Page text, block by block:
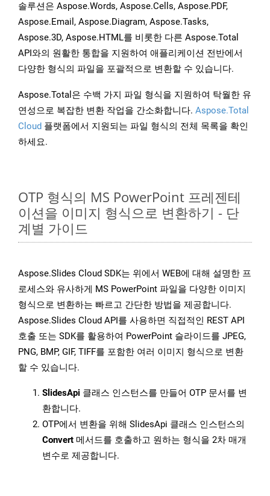
솔루션은 Aspose.Words, Aspose.Cells, Aspose.PDF,
Aspose.Email, Aspose.Diagram, Aspose.Tasks,
Aspose.3D, Aspose.HTML를 비롯한 다른 Aspose.Total
API와의 원활한 통합을 지원하여 애플리케이션 전반에서
다양한 형식의 파일을 포괄적으로 변환할 수 있습니다.
Aspose.Total은 수백 가지 파일 형식을 지원하여 탁월한 유
연성으로 복잡한 변환 작업을 간소화합니다. Aspose.Total
Cloud 플랫폼에서 지원되는 파일 형식의 전체 목록을 확인
하세요.
OTP 형식의 MS PowerPoint 프레젠테
이션을 이미지 형식으로 변환하기 - 단
계별 가이드
Aspose.Slides Cloud SDK는 위에서 WEB에 대해 설명한 프
로세스와 유사하게 MS PowerPoint 파일을 다양한 이미지
형식으로 변환하는 빠르고 간단한 방법을 제공합니다.
Aspose.Slides Cloud API를 사용하면 직접적인 REST API
호출 또는 SDK를 활용하여 PowerPoint 슬라이드를 JPEG,
PNG, BMP, GIF, TIFF를 포함한 여러 이미지 형식으로 변환
할 수 있습니다.
SlidesApi 클래스 인스턴스를 만들어 OTP 문서를 변
환합니다.
OTP에서 변환을 위해 SlidesApi 클래스 인스턴스의
Convert 메서드를 호출하고 원하는 형식을 2차 매개
변수로 제공합니다.